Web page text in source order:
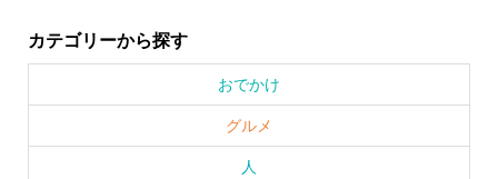
カテゴリーから探す
おでかけ
グルメ
人